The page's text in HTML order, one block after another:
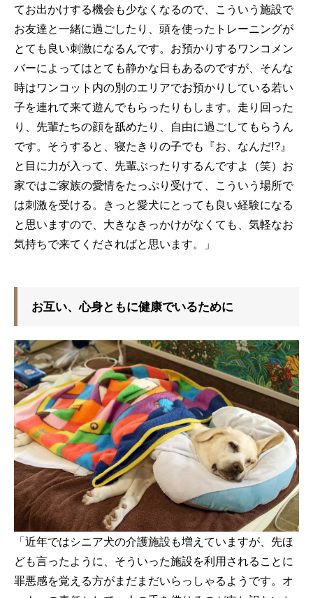
てお出かけする機会も少なくなるので、こういう施設で
お友達と一緒に過ごしたり、頭を使ったトレーニングが
とても良い刺激になるんです。お預かりするワンコメン
バーによってはとても静かな日もあるのですが、そんな
時はワンコット内の別のエリアでお預かりしている若い
子を連れて来て遊んでもらったりもします。走り回った
り、先輩たちの顔を舐めたり、自由に過ごしてもらうん
です。そうすると、寝たきりの子でも『お、なんだ!?』
と目に力が入って、先輩ぶったりするんですよ（笑）お
家ではご家族の愛情をたっぷり受けて、こういう場所で
は刺激を受ける。きっと愛犬にとっても良い経験になる
と思いますので、大きなきっかけがなくても、気軽なお
気持ちで来てくださればと思います。」
お互い、心身ともに健康でいるために
「近年ではシニア犬の介護施設も増えていますが、先ほ
ども言ったように、そういった施設を利用されることに
罪悪感を覚える方がまだまだいらっしゃるようです。オ